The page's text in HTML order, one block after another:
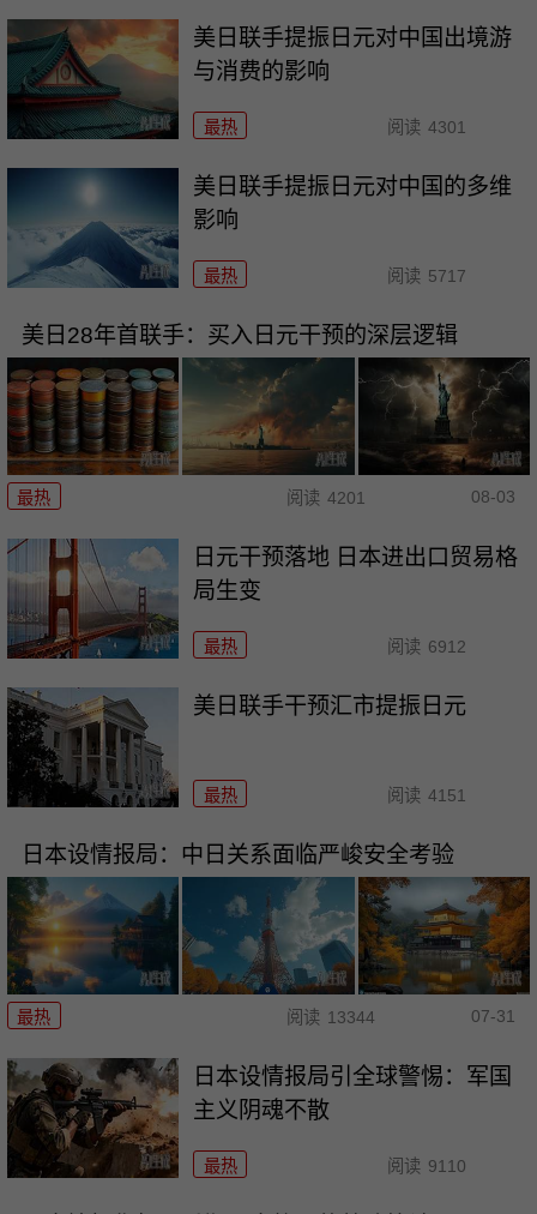
美日联手提振日元对中国出境游
与消费的影响
最热 阅读 4301
美日联手提振日元对中国的多维
影响
最热 阅读 5717
美日28年首联手：买入日元干预的深层逻辑
最热 阅读 4201 08-03
日元干预落地 日本进出口贸易格
局生变
最热 阅读 6912
美日联手干预汇市提振日元
最热 阅读 4151
日本设情报局：中日关系面临严峻安全考验
最热 阅读 13344 07-31
日本设情报局引全球警惕：军国
主义阴魂不散
最热 阅读 9110